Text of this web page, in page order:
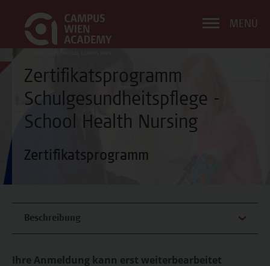
MENÜ
Zertifikatsprogramm
Schulgesundheitspflege -
School Health Nursing
Zertifikatsprogramm
Beschreibung
Ihre Anmeldung kann erst weiterbearbeitet